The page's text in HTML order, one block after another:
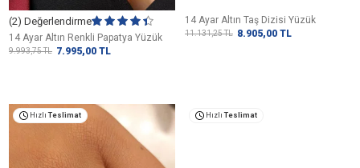
(2) Değerlendirme
14 Ayar Altın Renkli Papatya Yüzük
9.993,75TL 7.995,00 TL
14 Ayar Altın Taş Dizisi Yüzük
11.131,25TL 8.905,00 TL
Hızlı Teslimat Hızlı Teslimat